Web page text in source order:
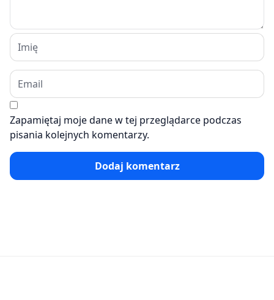
Zapamiętaj moje dane w tej przeglądarce podczas
pisania kolejnych komentarzy.
Dodaj komentarz